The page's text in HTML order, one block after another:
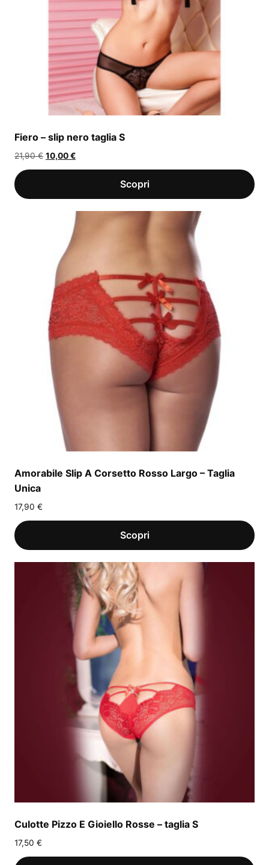
Fiero – slip nero taglia S
21,90€ Il
prezzo
10,00€Il
prezzo
Amorabile Slip A Corsetto Rosso Largo – Taglia
Unica
17,90 €
Culotte Pizzo E Gioiello Rosse – taglia S
17,50 €